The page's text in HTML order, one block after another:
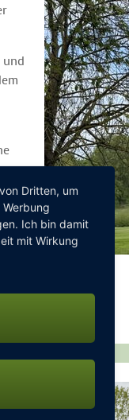
und
Dritten, um
Ich bin damit
mit Wirkung